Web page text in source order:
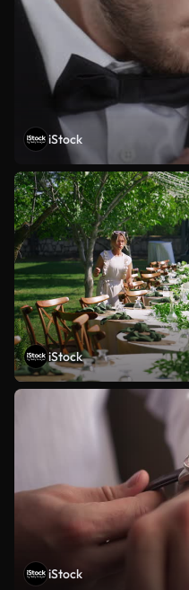
iStock
iStock
iStock